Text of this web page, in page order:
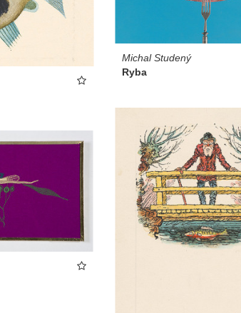
Michal Studený
Ryba